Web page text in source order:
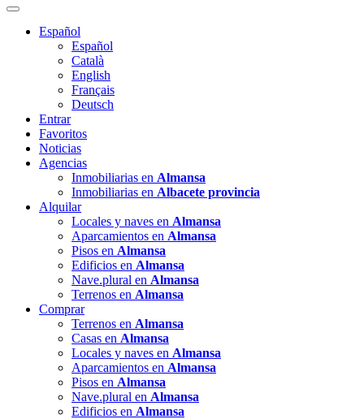
Español
Español
Català
English
Français
Deutsch
Entrar
Favoritos
Noticias
Agencias
Inmobiliarias en Almansa
Inmobiliarias en Albacete provincia
Alquilar
Locales y naves en Almansa
Aparcamientos en Almansa
Pisos en Almansa
Edificios en Almansa
Nave.plural en Almansa
Terrenos en Almansa
Comprar
Terrenos en Almansa
Casas en Almansa
Locales y naves en Almansa
Aparcamientos en Almansa
Pisos en Almansa
Nave.plural en Almansa
Edificios en Almansa